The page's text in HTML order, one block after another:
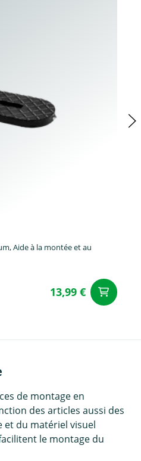
Aide à la montée et au
13,99 €
de montage en
des articles aussi des
et du matériel visuel
le montage du